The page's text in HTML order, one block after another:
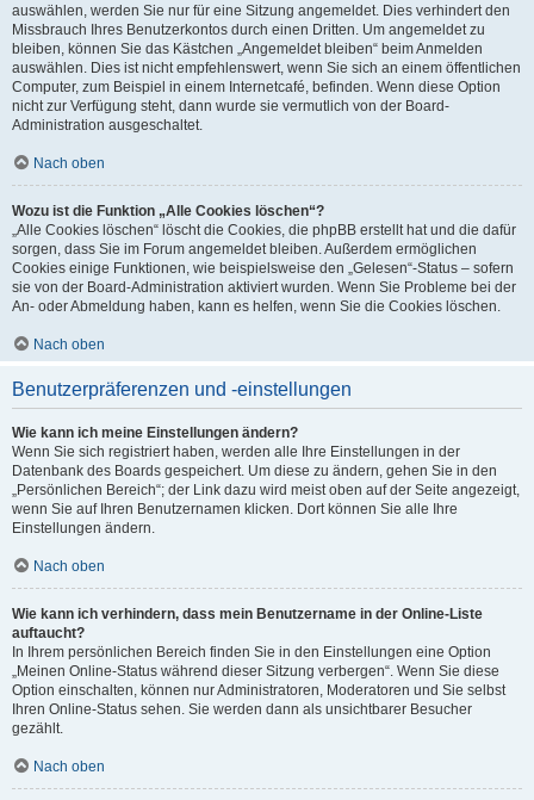
auswählen, werden Sie nur für eine Sitzung angemeldet. Dies verhindert den
Missbrauch Ihres Benutzerkontos durch einen Dritten. Um angemeldet zu
bleiben, können Sie das Kästchen „Angemeldet bleiben“ beim Anmelden
auswählen. Dies ist nicht empfehlenswert, wenn Sie sich an einem öffentlichen
Computer, zum Beispiel in einem Internetcafé, befinden. Wenn diese Option
nicht zur Verfügung steht, dann wurde sie vermutlich von der Board-
Administration ausgeschaltet.
Nach oben
Wozu ist die Funktion „Alle Cookies löschen“?
„Alle Cookies löschen“ löscht die Cookies, die phpBB erstellt hat und die dafür
sorgen, dass Sie im Forum angemeldet bleiben. Außerdem ermöglichen
Cookies einige Funktionen, wie beispielsweise den „Gelesen“-Status – sofern
sie von der Board-Administration aktiviert wurden. Wenn Sie Probleme bei der
An- oder Abmeldung haben, kann es helfen, wenn Sie die Cookies löschen.
Nach oben
Benutzerpräferenzen und -einstellungen
Wie kann ich meine Einstellungen ändern?
Wenn Sie sich registriert haben, werden alle Ihre Einstellungen in der
Datenbank des Boards gespeichert. Um diese zu ändern, gehen Sie in den
„Persönlichen Bereich“; der Link dazu wird meist oben auf der Seite angezeigt,
wenn Sie auf Ihren Benutzernamen klicken. Dort können Sie alle Ihre
Einstellungen ändern.
Nach oben
Wie kann ich verhindern, dass mein Benutzername in der Online-Liste
auftaucht?
In Ihrem persönlichen Bereich finden Sie in den Einstellungen eine Option
„Meinen Online-Status während dieser Sitzung verbergen“. Wenn Sie diese
Option einschalten, können nur Administratoren, Moderatoren und Sie selbst
Ihren Online-Status sehen. Sie werden dann als unsichtbarer Besucher
gezählt.
Nach oben